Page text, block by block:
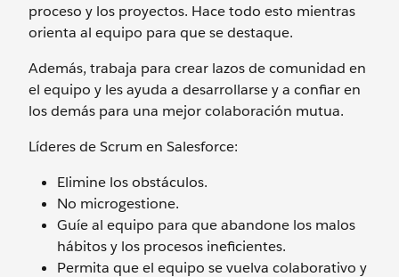
proceso y los proyectos. Hace todo esto mientras
orienta al equipo para que se destaque.
Además, trabaja para crear lazos de comunidad en
el equipo y les ayuda a desarrollarse y a confiar en
los demás para una mejor colaboración mutua.
Líderes de Scrum en Salesforce:
Elimine los obstáculos.
No microgestione.
Guíe al equipo para que abandone los malos
hábitos y los procesos ineficientes.
Permita que el equipo se vuelva colaborativo y